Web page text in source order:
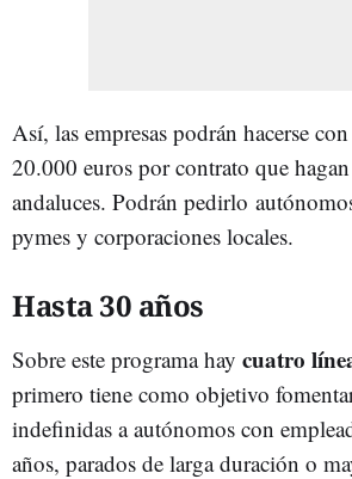
Así, las empresas podrán hacerse
20.000 euros por contrato que
andaluces. Podrán pedirlo
pymes y corporaciones locales.
Hasta 30 años
Sobre este programa hay cuatro
primero tiene como objetivo
indefinidas a autónomos con
años, parados de larga duración o